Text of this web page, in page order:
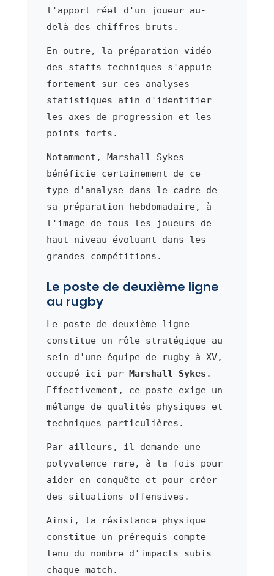
l'apport réel d'un joueur au-
delà des chiffres bruts.
En outre, la préparation vidéo
des staffs techniques s'appuie
fortement sur ces analyses
statistiques afin d'identifier
les axes de progression et les
points forts.
Notamment, Marshall Sykes
bénéficie certainement de ce
type d'analyse dans le cadre de
sa préparation hebdomadaire, à
l'image de tous les joueurs de
haut niveau évoluant dans les
grandes compétitions.
Le poste de deuxième ligne
au rugby
Le poste de deuxième ligne
constitue un rôle stratégique au
sein d'une équipe de rugby à XV,
occupé ici par Marshall Sykes .
Effectivement, ce poste exige un
mélange de qualités physiques et
techniques particulières.
Par ailleurs, il demande une
polyvalence rare, à la fois pour
aider en conquête et pour créer
des situations offensives.
Ainsi, la résistance physique
constitue un prérequis compte
tenu du nombre d'impacts subis
chaque match.